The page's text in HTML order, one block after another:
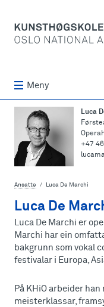
Meny
Luca
+47
Ansatte Luca De Marchi
Luca De
Luca De Marchi er
Marchi har ein
bakgrunn som vokal
festivalar i Europa,
På KHiO arbeider
meisterklassar,